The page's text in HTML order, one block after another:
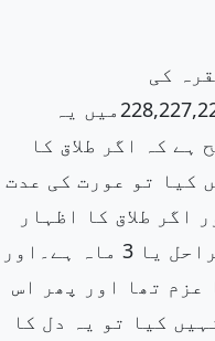
کی
آیات228,227,226,225میں یہ
ہے کہ اگر طلاق کا
کیا تو عورت کی عدت
اگر طلاق کا اظہار
کیا تو 3 مراحل یا 3 ماہ ہے۔اور
عزم تھا اور پھر اس
کیا تو یہ دل کا